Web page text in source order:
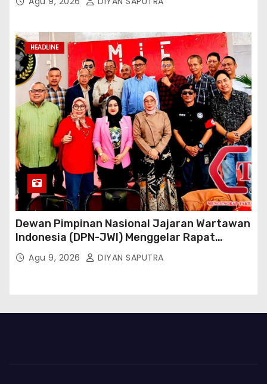
Reaksi Cepat Perlindungan Perempuan Anak
Mengapresiasi Dan Beri Selamat
HEADLINE
Dewan Pimpinan Nasional Jajaran Wartawan
Indonesia (DPN-JWI) Menggelar Rapat
Konsolidasi Dan Restrukturisasi Di Jakarta
Agu 9, 2026 DIYAN SAPUTRA